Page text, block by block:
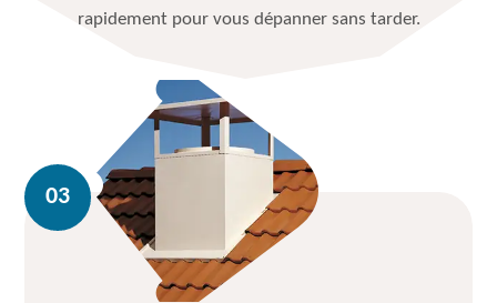
rapidement pour vous dépanner sans tarder.